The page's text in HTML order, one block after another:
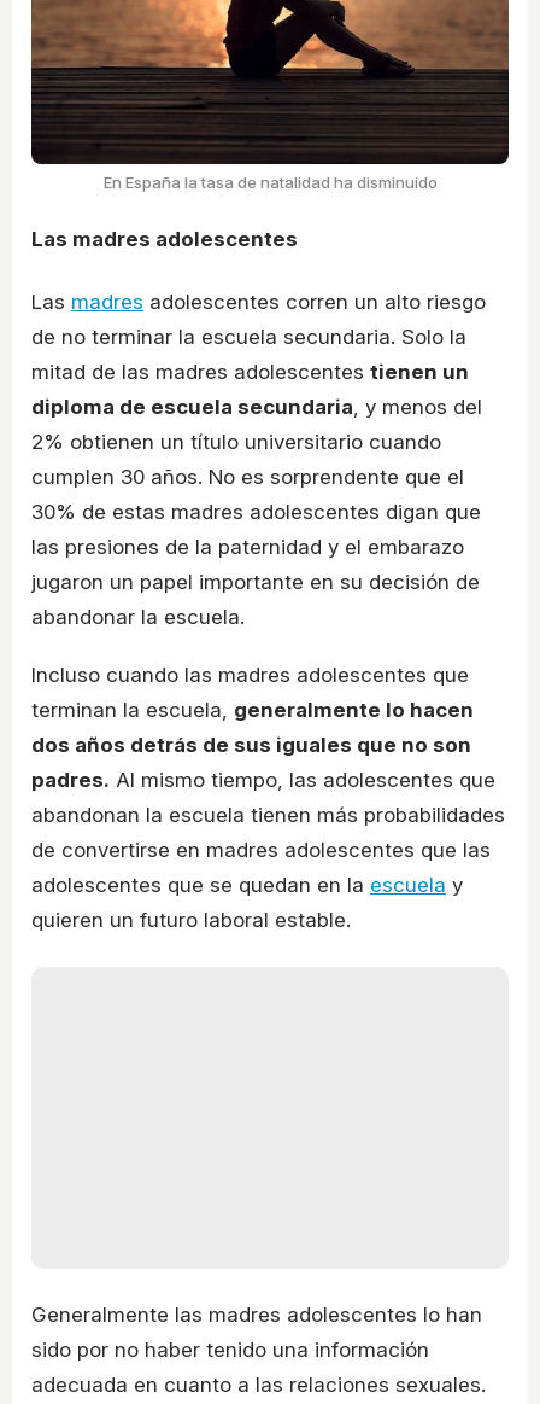
En España la tasa de natalidad ha disminuido
Las madres adolescentes
Las madres adolescentes corren un alto riesgo
de no terminar la escuela secundaria. Solo la
mitad de las madres adolescentes tienen un
diploma de escuela secundaria , y menos del
2% obtienen un título universitario cuando
cumplen 30 años. No es sorprendente que el
30% de estas madres adolescentes digan que
las presiones de la paternidad y el embarazo
jugaron un papel importante en su decisión de
abandonar la escuela.
Incluso cuando las madres adolescentes que
terminan la escuela, generalmente lo hacen
dos años detrás de sus iguales que no son
padres. Al mismo tiempo, las adolescentes que
abandonan la escuela tienen más probabilidades
de convertirse en madres adolescentes que las
adolescentes que se quedan en la escuela y
quieren un futuro laboral estable.
Generalmente las madres adolescentes lo han
sido por no haber tenido una información
adecuada en cuanto a las relaciones sexuales.